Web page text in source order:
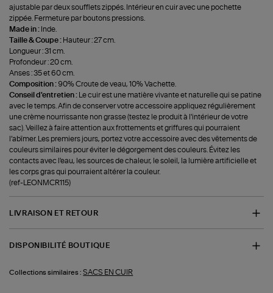
ajustable par deux soufflets zippés. Intérieur en cuir avec une pochette
zippée. Fermeture par boutons pressions.
Made in : Inde.
Taille & Coupe : Hauteur : 27 cm.
Longueur : 31 cm.
Profondeur : 20 cm.
Anses : 35 et 60 cm.
Composition : 90% Croute de veau, 10% Vachette.
Conseil d'entretien :
Le cuir est une matière vivante et naturelle qui se patine
avec le temps. Afin de conserver votre accessoire appliquez régulièrement
une crème nourrissante non grasse (testez le produit à l'intérieur de votre
sac). Veillez à faire attention aux frottements et griffures qui pourraient
l’abîmer. Les premiers jours, portez votre accessoire avec des vêtements de
couleurs similaires pour éviter le dégorgement des couleurs. Évitez les
contacts avec l'eau, les sources de chaleur, le soleil, la lumière artificielle et
les corps gras qui pourraient altérer la couleur.
(ref-LEONMCR115)
LIVRAISON ET RETOUR
DISPONIBILITÉ BOUTIQUE
Collections similaires : SACS EN CUIR